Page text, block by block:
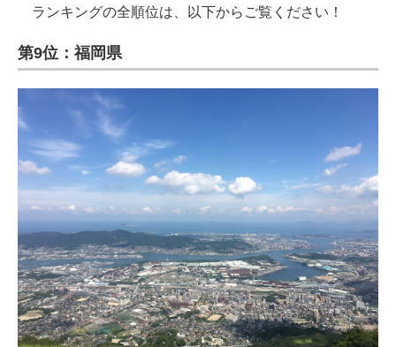
ランキングの全順位は、以下からご覧ください！
第9位：福岡県